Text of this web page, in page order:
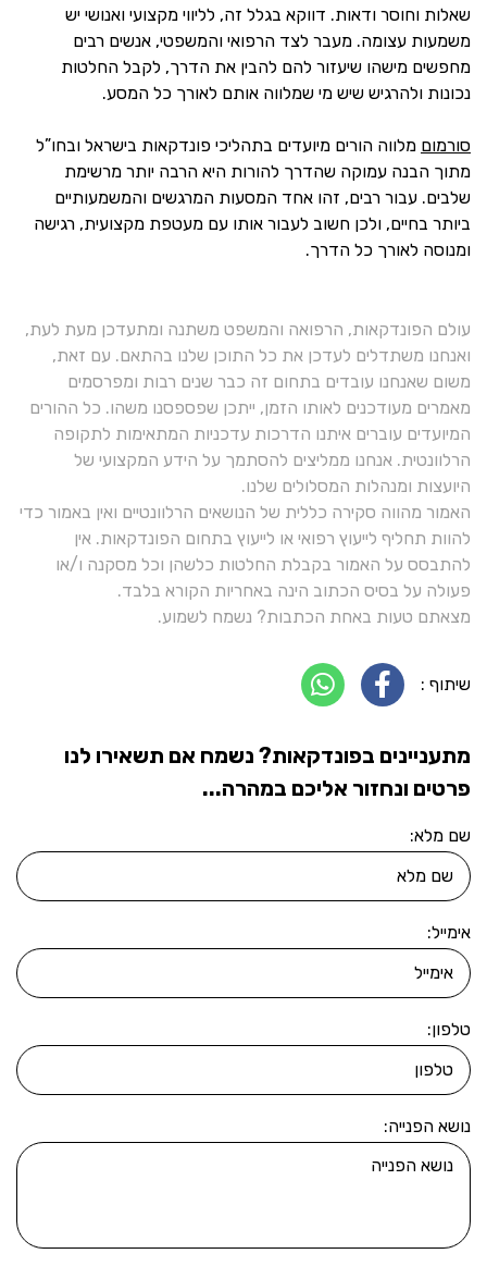
שאלות וחוסר ודאות. דווקא בגלל זה, לליווי מקצועי ואנושי יש
משמעות עצומה. מעבר לצד הרפואי והמשפטי, אנשים רבים
מחפשים מישהו שיעזור להם להבין את הדרך, לקבל החלטות
נכונות ולהרגיש שיש מי שמלווה אותם לאורך כל המסע.
סורמום מלווה הורים מיועדים בתהליכי פונדקאות בישראל ובחו”ל
מתוך הבנה עמוקה שהדרך להורות היא הרבה יותר מרשימת
שלבים. עבור רבים, זהו אחד המסעות המרגשים והמשמעותיים
ביותר בחיים, ולכן חשוב לעבור אותו עם מעטפת מקצועית, רגישה
ומנוסה לאורך כל הדרך.
עולם הפונדקאות, הרפואה והמשפט משתנה ומתעדכן מעת לעת,
ואנחנו משתדלים לעדכן את כל התוכן שלנו בהתאם. עם זאת,
משום שאנחנו עובדים בתחום זה כבר שנים רבות ומפרסמים
מאמרים מעודכנים לאותו הזמן, ייתכן שפספסנו משהו. כל ההורים
המיועדים עוברים איתנו הדרכות עדכניות המתאימות לתקופה
הרלוונטית. אנחנו ממליצים להסתמך על הידע המקצועי של
היועצות ומנהלות המסלולים שלנו.
האמור מהווה סקירה כללית של הנושאים הרלוונטיים ואין באמור כדי
להוות תחליף לייעוץ רפואי או לייעוץ בתחום הפונדקאות. אין
להתבסס על האמור בקבלת החלטות כלשהן וכל מסקנה ו/או
פעולה על בסיס הכתוב הינה באחריות הקורא בלבד.
מצאתם טעות באחת הכתבות? נשמח לשמוע.
שיתוף :
מתעניינים בפונדקאות? נשמח אם תשאירו לנו
פרטים ונחזור אליכם במהרה...
שם מלא:
אימייל:
טלפון:
נושא הפנייה: